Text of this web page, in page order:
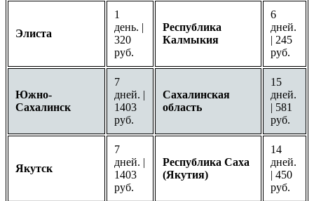
Элиста
1
день. |
320
руб.
Республика
Калмыкия
6
дней.
| 245
руб.
Южно-
Сахалинск
7
дней. |
1403
руб.
Сахалинская
область
15
дней.
| 581
руб.
Якутск
7
дней. |
1403
руб.
Республика Саха
(Якутия)
14
дней.
| 450
руб.